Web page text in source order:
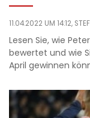
11.04.2022 UM 14:12,
Lesen Sie, wie
bewertet und wie
April gewinnen